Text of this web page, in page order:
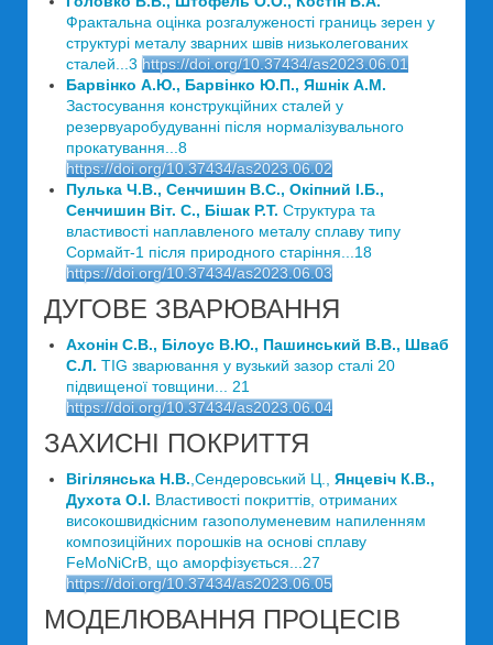
Фрактальна оцінка розгалуженості границь зерен у
структурі металу зварних швів низьколегованих
сталей...3 https://doi.org/10.37434/as2023.06.01
Барвінко А.Ю., Барвінко Ю.П., Яшнік А.М.
Застосування конструкційних сталей у
резервуаробудуванні після нормалізувального
прокатування...8
https://doi.org/10.37434/as2023.06.02
Пулька Ч.В., Сенчишин В.С., Окіпний І.Б.,
Сенчишин Віт. С., Бішак Р.Т. Структура та
властивості наплавленого металу сплаву типу
Сормайт-1 після природного старіння...18
https://doi.org/10.37434/as2023.06.03
ДУГОВЕ ЗВАРЮВАННЯ
Ахонін С.В., Білоус В.Ю., Пашинський В.В., Шваб
С.Л. TIG зварювання у вузький зазор сталі 20
підвищеної товщини... 21
https://doi.org/10.37434/as2023.06.04
ЗАХИСНІ ПОКРИТТЯ
Вігілянська Н.В.,Сендеровський Ц., Янцевіч К.В.,
Духота О.І. Властивості покриттів, отриманих
високошвидкісним газополуменевим напиленням
композиційних порошків на основі сплаву
FeMoNiCrB, що аморфізується...27
https://doi.org/10.37434/as2023.06.05
МОДЕЛЮВАННЯ ПРОЦЕСІВ